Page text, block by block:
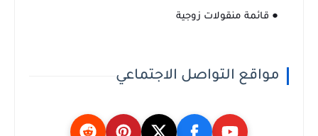
● قائمة منقولات زوجية
مواقع التواصل الاجتماعي